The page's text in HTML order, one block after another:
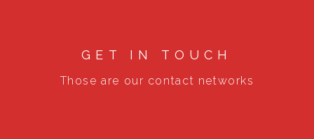
GET IN TOUCH
Those are our contact networks